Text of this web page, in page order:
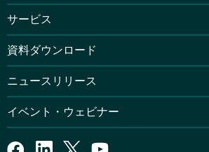
サービス
資料ダウンロード
ニュースリリース
イベント・ウェビナー